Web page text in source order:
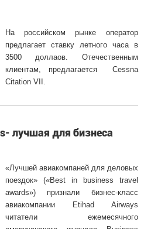
На российском рынке оператор
предлагает ставку летного часа в
3500 доллаов. Отечественным
клиентам, предлагается Cessna
Citation VII.
лучшая для бизнеса
«Лучшей авиакомпаней для деловых
поездок» («Best in business travel
awards») признали бизнес-класс
авиакомпании Etihad Airways
читатели ежемесячного